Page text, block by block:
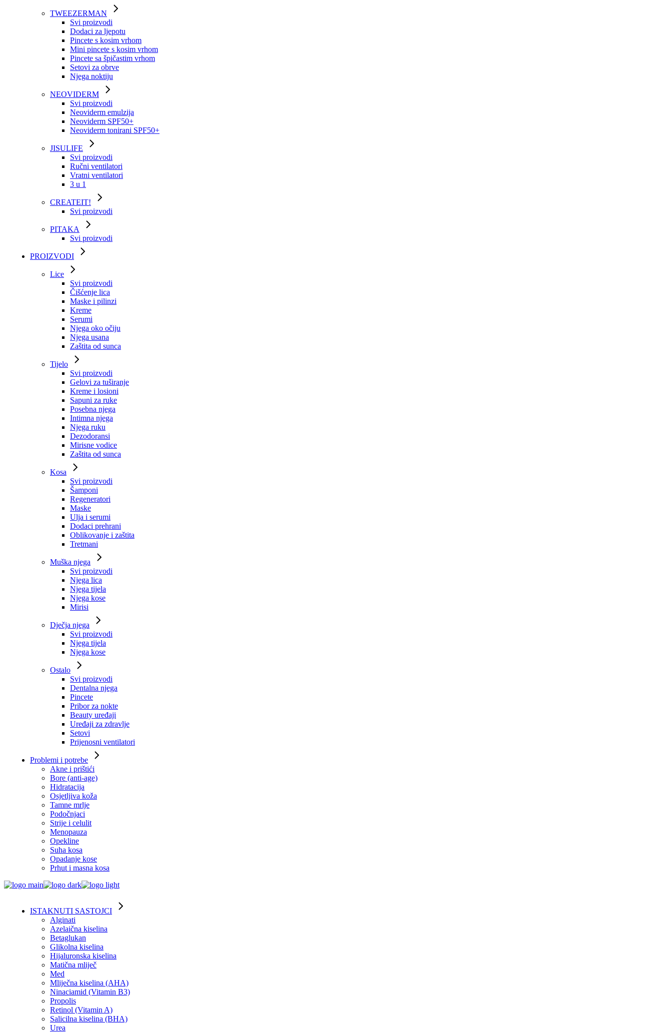
TWEEZERMAN
Svi proizvodi
Dodaci za ljepotu
Pincete s kosim vrhom
Mini pincete s kosim vrhom
Pincete sa špičastim vrhom
Setovi za obrve
Njega noktiju
NEOVIDERM
Svi proizvodi
Neoviderm emulzija
Neoviderm SPF50+
Neoviderm tonirani SPF50+
JISULIFE
Svi proizvodi
Ručni ventilatori
Vratni ventilatori
3 u 1
CREATEIT!
Svi proizvodi
PITAKA
Svi proizvodi
PROIZVODI
Lice
Svi proizvodi
Čišćenje lica
Maske i pilinzi
Kreme
Serumi
Njega oko očiju
Njega usana
Zaštita od sunca
Tijelo
Svi proizvodi
Gelovi za tuširanje
Kreme i losioni
Sapuni za ruke
Posebna njega
Intimna njega
Njega ruku
Dezodoransi
Mirisne vodice
Zaštita od sunca
Kosa
Svi proizvodi
Šamponi
Regeneratori
Maske
Ulja i serumi
Dodaci prehrani
Oblikovanje i zaštita
Tretmani
Muška njega
Svi proizvodi
Njega lica
Njega tijela
Njega kose
Mirisi
Dječja njega
Svi proizvodi
Njega tijela
Njega kose
Ostalo
Svi proizvodi
Dentalna njega
Pincete
Pribor za nokte
Beauty uređaji
Uređaji za zdravlje
Setovi
Prijenosni ventilatori
Problemi i potrebe
Akne i prištići
Bore (anti-age)
Hidratacija
Osjetljiva koža
Tamne mrlje
Podočnjaci
Strije i celulit
Menopauza
Opekline
Suha kosa
Opadanje kose
Prhut i masna kosa
ISTAKNUTI SASTOJCI
Alginati
Azelaična kiselina
Betaglukan
Glikolna kiselina
Hijaluronska kiselina
Matična mliječ
Med
Mliječna kiselina (AHA)
Ninaciamid (Vitamin B3)
Propolis
Retinol (Vitamin A)
Salicilna kiselina (BHA)
Urea